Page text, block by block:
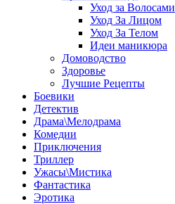
Уход за Волосами
Уход За Лицом
Уход За Телом
Идеи маникюра
Домоводство
Здоровье
Лучшие Рецепты
Боевики
Детектив
Драма\Мелодрама
Комедии
Приключения
Триллер
Ужасы\Мистика
Фантастика
Эротика